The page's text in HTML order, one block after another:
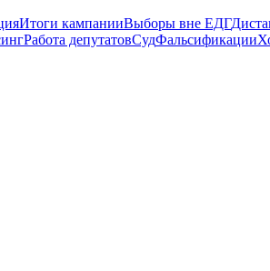
Итоги кампанииВыборы вне ЕДГ
Работа депутатовСудФальсификации